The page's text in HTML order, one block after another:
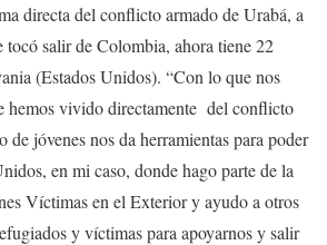
directa del conflicto armado de Urabá, a
tocó salir de Colombia, ahora tiene 22
(Estados Unidos). “Con lo que nos
hemos vivido directamente del conflicto
de jóvenes nos da herramientas para poder
en mi caso, donde hago parte de la
Víctimas en el Exterior y ayudo a otros
y víctimas para apoyarnos y salir